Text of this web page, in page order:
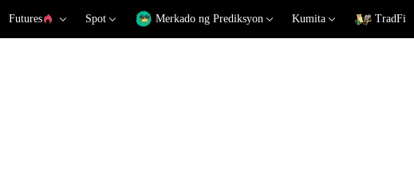
Futures Spot Merkado ng Prediksyon Kumita TradFi